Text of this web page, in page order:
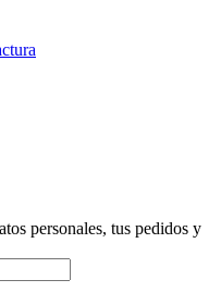
personales, tus pedidos y